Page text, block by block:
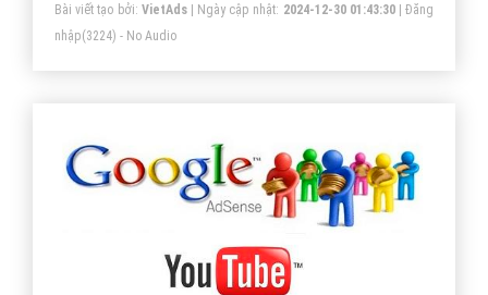
Bài viết tạo bởi: VietAds| Ngày cập nhật: 2024-12-30 01:43:30|Đăng
nhập(3224) - No Audio